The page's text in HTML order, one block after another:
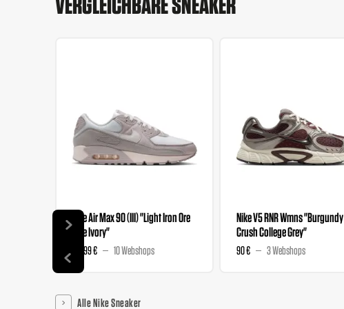
Nike Air Max 90 (III) "Light Iron Ore
Pale Ivory"
159,99 € 10 Webshops
Nike V5 RNR Wmns "Burgundy
Crush College Grey"
90 € 3 Webshops
Alle Nike Sneaker